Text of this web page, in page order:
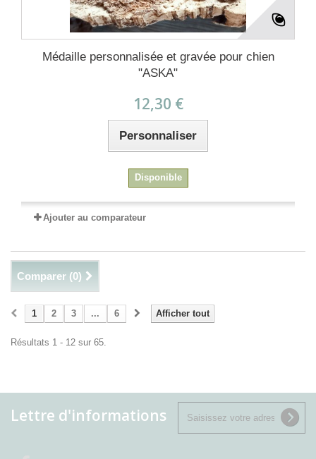
Médaille personnalisée et gravée pour chien
"ASKA"
12,30 €
Personnaliser
Disponible
Ajouter au comparateur
Comparer (0)
Afficher tout
1 2 3 ... 6
Résultats 1 - 12 sur 65.
Lettre d'informations